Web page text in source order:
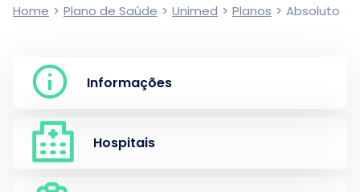
Home > Plano de Saúde > Unimed > Planos > Absoluto
Informações
Hospitais